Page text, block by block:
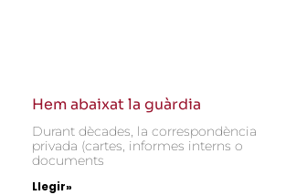
Hem abaixat la guàrdia
Durant dècades, la correspondència
privada (cartes, informes interns o
documents
Llegir»